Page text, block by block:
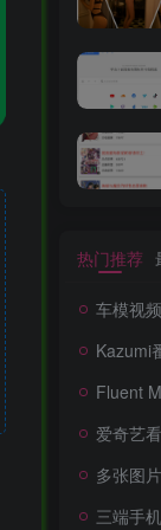
热门推荐
车模视
Kazumi番剧采
Fluent
爱奇艺
多张图
三端手机